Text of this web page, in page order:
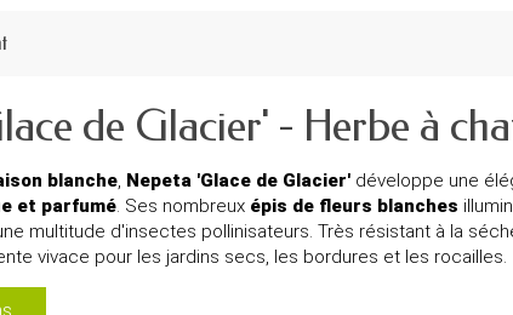
de Glacier' - Herbe à
blanche, Nepeta 'Glace de Glacier' développe une
et parfumé. Ses nombreux épis de fleurs blanches
multitude d'insectes pollinisateurs. Très résistant à la
vivace pour les jardins secs, les bordures et les rocailles.